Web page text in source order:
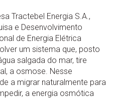
Tractebel Energia S.A.,
e Desenvolvimento
de Energia Elétrica
um sistema que, posto
salgada do mar, tire
a osmose. Nesse
a migrar naturalmente para
a energia osmótica